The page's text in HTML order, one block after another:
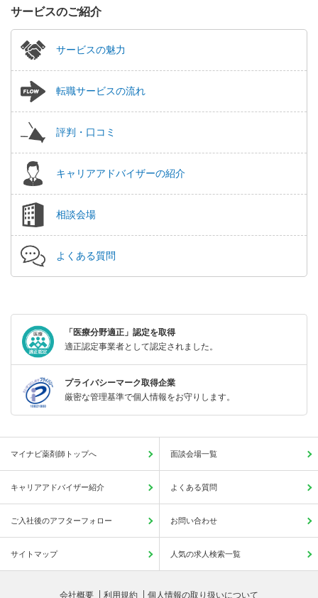
サービスのご紹介
サービスの魅力
転職サービスの流れ
評判・口コミ
キャリアアドバイザーの紹介
相談会場
よくある質問
「医療分野適正」認定を取得
適正認定事業者として認定されました。
プライバシーマーク取得企業
厳密な管理基準で個人情報をお守りします。
マイナビ薬剤師トップへ 面談会場一覧
キャリアアドバイザー紹介 よくある質問
ご入社後のアフターフォロー お問い合わせ
サイトマップ 人気の求人検索一覧
会社概要 利用規約 個人情報の取り扱いについて